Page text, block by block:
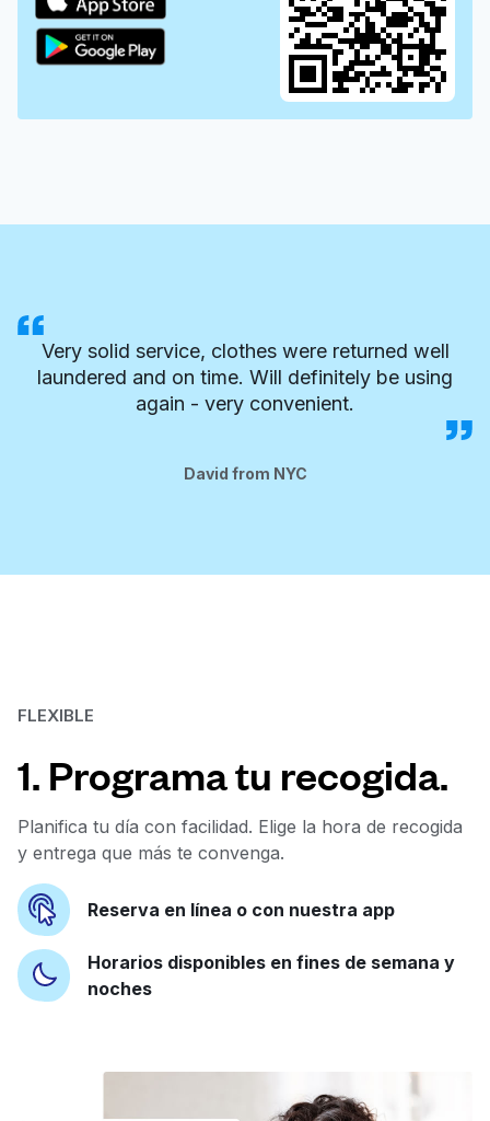
Very solid service, clothes were returned well
laundered and on time. Will definitely be using
again - very convenient.
David from NYC
FLEXIBLE
1. Programa tu recogida.
Planifica tu día con facilidad. Elige la hora de recogida
y entrega que más te convenga.
Reserva en línea o con nuestra app
Horarios disponibles en fines de semana y
noches